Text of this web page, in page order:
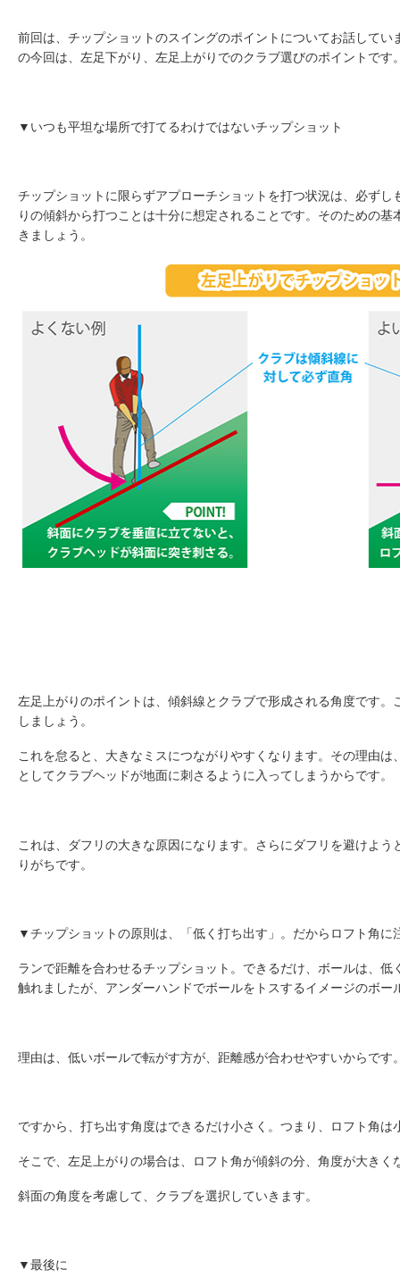
前回は、チップショットのスイングのポイントについてお話してい
の今回は、左足下がり、左足上がりでのクラブ選びのポイントです
▼いつも平坦な場所で打てるわけではないチップショット
チップショットに限らずアプローチショットを打つ状況は、必ずし
りの傾斜から打つことは十分に想定されることです。そのための
きましょう。
左足上がりのポイントは、傾斜線とクラブで形成される角度です
しましょう。
これを怠ると、大きなミスにつながりやすくなります。その理由
としてクラブヘッドが地面に刺さるように入ってしまうからです。
これは、ダフリの大きな原因になります。さらにダフリを避けよ
りがちです。
▼チップショットの原則は、「低く打ち出す」。だからロフト角に
ランで距離を合わせるチップショット。できるだけ、ボールは、
触れましたが、アンダーハンドでボールをトスするイメージのボー
理由は、低いボールで転がす方が、距離感が合わせやすいからです
ですから、打ち出す角度はできるだけ小さく。つまり、ロフト角は
そこで、左足上がりの場合は、ロフト角が傾斜の分、角度が大きく
斜面の角度を考慮して、クラブを選択していきます。
▼最後に